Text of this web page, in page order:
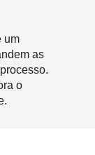
um
as
o